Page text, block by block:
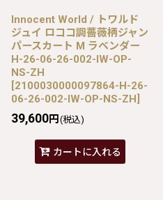
Innocent World / トワルド
ジュイ ロココ調薔薇柄ジャン
パースカート M ラベンダー
H-26-06-26-002-IW-OP-
NS-ZH
[2100030000097864-H-26-
06-26-002-IW-OP-NS-ZH]
39,600円 (税込)
カートに入れる